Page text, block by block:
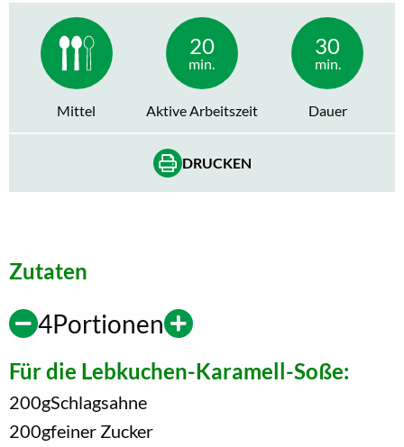
Mittel
20
min.
Aktive Arbeitszeit
30
min.
Dauer
DRUCKEN
Zutaten
4Portionen
Für die Lebkuchen-Karamell-Soße:
200gSchlagsahne
200gfeiner Zucker